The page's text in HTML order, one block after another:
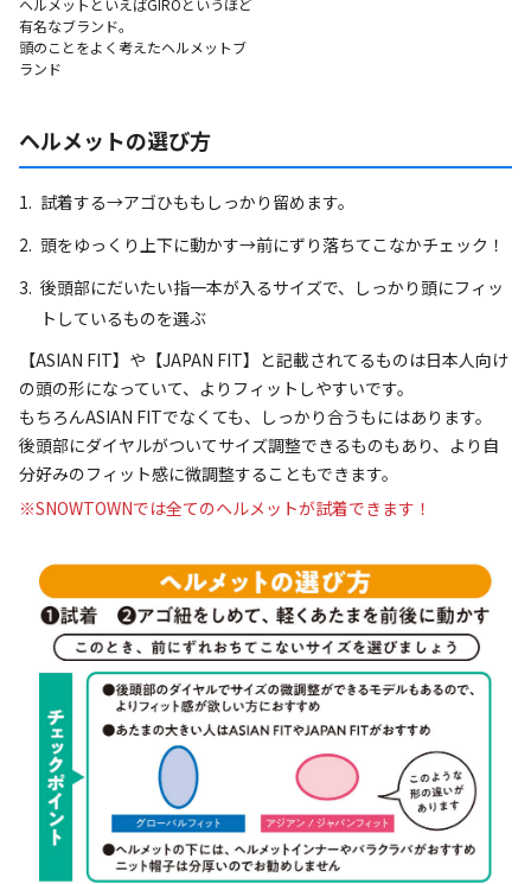
ヘルメットといえばGIROというほど
有名なブランド。
頭のことをよく考えたヘルメットブ
ランド
ヘルメットの選び方
試着する→アゴひももしっかり留めます。
頭をゆっくり上下に動かす→前にずり落ちてこなかチェック！
後頭部にだいたい指一本が入るサイズで、しっかり頭にフィッ
トしているものを選ぶ
【ASIAN FIT】や【JAPAN FIT】と記載されてるものは日本人向け
の頭の形になっていて、よりフィットしやすいです。
もちろんASIAN FITでなくても、しっかり合うもにはあります。
後頭部にダイヤルがついてサイズ調整できるものもあり、より自
分好みのフィット感に微調整することもできます。
※SNOWTOWNでは全てのヘルメットが試着できます！